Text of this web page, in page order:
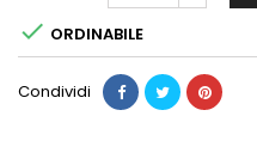
 ORDINABILE
Condividi